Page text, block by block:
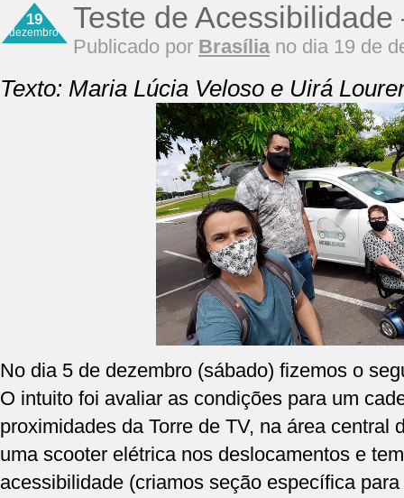
19
dezembro Teste de Acessibilidade
Publicado por Brasíliano dia 19 de
Texto: Maria Lúcia Veloso e Uirá
No dia 5 de dezembro (sábado) fizemos o
O intuito foi avaliar as condições para um
proximidades da Torre de TV, na área central
uma scooter elétrica nos deslocamentos e
acessibilidade (criamos seção específicapara